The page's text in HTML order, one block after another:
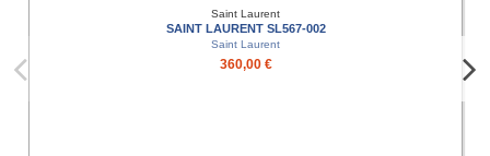
Saint Laurent
SAINT LAURENT SL567-002
Saint Laurent
360,00 €